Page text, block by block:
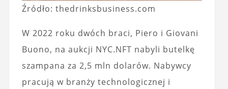
Źródło: thedrinksbusiness.com
W 2022 roku dwóch braci, Piero i Giovani
Buono, na aukcji NYC.NFT nabyli butelkę
szampana za 2,5 mln dolarów. Nabywcy
pracują w branży technologicznej i